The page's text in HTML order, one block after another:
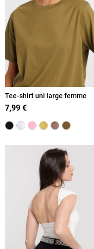
Tee-shirt uni large femme
7,99 €